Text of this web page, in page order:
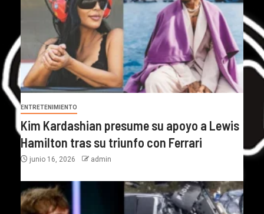
ENTRETENIMIENTO
Kim Kardashian presume su apoyo a Lewis
Hamilton tras su triunfo con Ferrari
junio 16, 2026 admin